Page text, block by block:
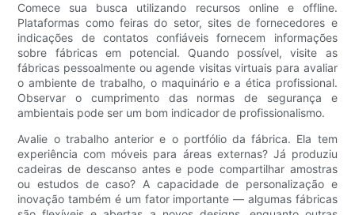
Comece sua busca utilizando recursos online e offline.
Plataformas como feiras do setor, sites de fornecedores e
indicações de contatos confiáveis ​​fornecem informações
sobre fábricas em potencial. Quando possível, visite as
fábricas pessoalmente ou agende visitas virtuais para avaliar
o ambiente de trabalho, o maquinário e a ética profissional.
Observar o cumprimento das normas de segurança e
ambientais pode ser um bom indicador de profissionalismo.
Avalie o trabalho anterior e o portfólio da fábrica. Ela tem
experiência com móveis para áreas externas? Já produziu
cadeiras de descanso antes e pode compartilhar amostras
ou estudos de caso? A capacidade de personalização e
inovação também é um fator importante — algumas fábricas